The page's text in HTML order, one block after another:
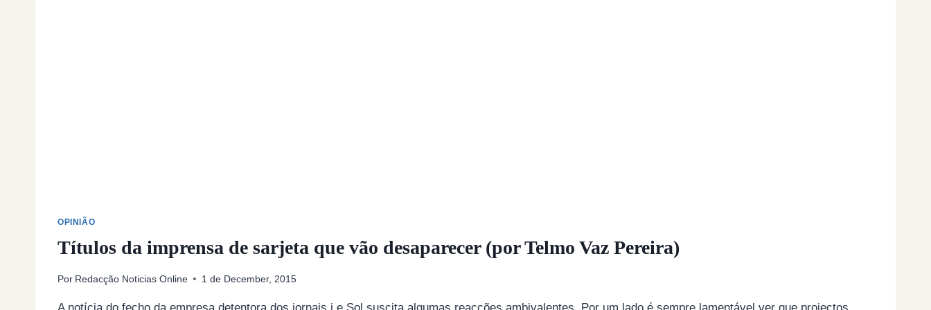
OPINIÃO
Títulos da imprensa de sarjeta que vão desaparecer (por Telmo Vaz Pereira)
Por Redacção Noticias Online 1 de December, 2015
A notícia do fecho da empresa detentora dos jornais i e Sol suscita algumas reacções ambivalentes. Por um lado é sempre lamentável ver que projectos